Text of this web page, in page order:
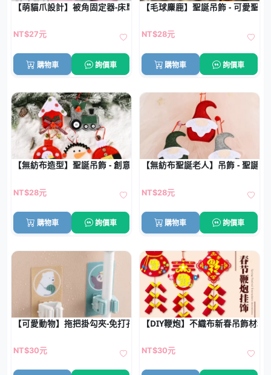
【萌貓爪設計】被角固定器-床單防滑四角夾
NT$27元
購物車 詢價車
【毛球麋鹿】聖誕吊飾 - 可愛聖誕
NT$28元
購物車 詢價車
【無紡布造型】聖誕吊飾 - 創意聖誕樹掛飾
NT$28元
購物車 詢價車
【無紡布聖誕老人】吊飾 - 聖誕樹
NT$28元
購物車 詢價車
【可愛動物】拖把掛勾夾-免打孔掃具收納
NT$30元
【DIY鞭炮】不織布新春吊飾材料
NT$30元